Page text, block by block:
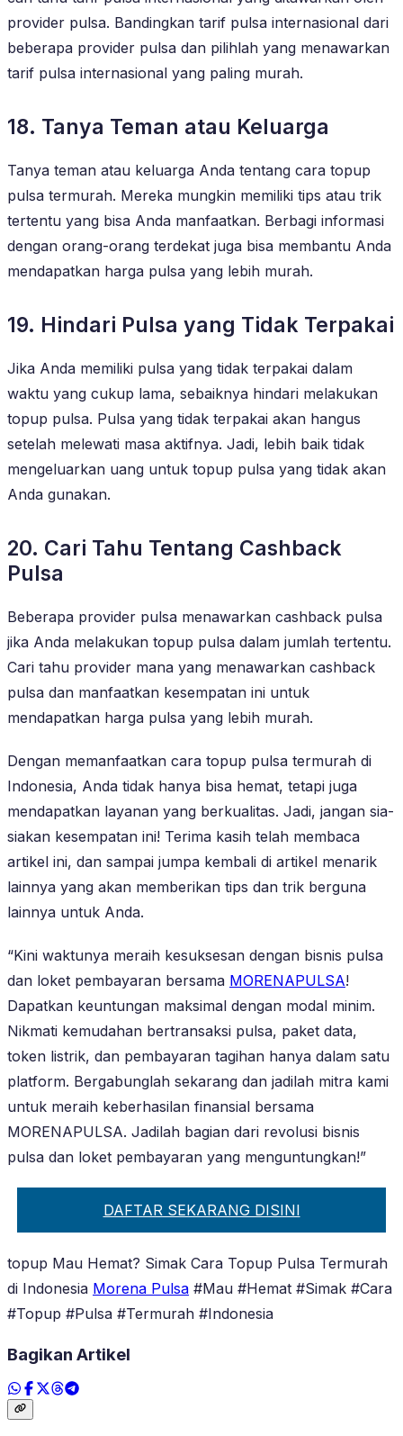
provider pulsa. Bandingkan tarif pulsa internasional dari
beberapa provider pulsa dan pilihlah yang menawarkan
tarif pulsa internasional yang paling murah.
18. Tanya Teman atau Keluarga
Tanya teman atau keluarga Anda tentang cara topup
pulsa termurah. Mereka mungkin memiliki tips atau trik
tertentu yang bisa Anda manfaatkan. Berbagi informasi
dengan orang-orang terdekat juga bisa membantu Anda
mendapatkan harga pulsa yang lebih murah.
19. Hindari Pulsa yang Tidak Terpakai
Jika Anda memiliki pulsa yang tidak terpakai dalam
waktu yang cukup lama, sebaiknya hindari melakukan
topup pulsa. Pulsa yang tidak terpakai akan hangus
setelah melewati masa aktifnya. Jadi, lebih baik tidak
mengeluarkan uang untuk topup pulsa yang tidak akan
Anda gunakan.
20. Cari Tahu Tentang Cashback
Pulsa
Beberapa provider pulsa menawarkan cashback pulsa
jika Anda melakukan topup pulsa dalam jumlah tertentu.
Cari tahu provider mana yang menawarkan cashback
pulsa dan manfaatkan kesempatan ini untuk
mendapatkan harga pulsa yang lebih murah.
Dengan memanfaatkan cara topup pulsa termurah di
Indonesia, Anda tidak hanya bisa hemat, tetapi juga
mendapatkan layanan yang berkualitas. Jadi, jangan sia-
siakan kesempatan ini! Terima kasih telah membaca
artikel ini, dan sampai jumpa kembali di artikel menarik
lainnya yang akan memberikan tips dan trik berguna
lainnya untuk Anda.
“Kini waktunya meraih kesuksesan dengan bisnis pulsa
dan loket pembayaran bersama MORENAPULSA!
Dapatkan keuntungan maksimal dengan modal minim.
Nikmati kemudahan bertransaksi pulsa, paket data,
token listrik, dan pembayaran tagihan hanya dalam satu
platform. Bergabunglah sekarang dan jadilah mitra kami
untuk meraih keberhasilan finansial bersama
MORENAPULSA. Jadilah bagian dari revolusi bisnis
pulsa dan loket pembayaran yang menguntungkan!”
DAFTAR SEKARANG DISINI
topup Mau Hemat? Simak Cara Topup Pulsa Termurah
di Indonesia Morena Pulsa #Mau #Hemat #Simak #Cara
#Topup #Pulsa #Termurah #Indonesia
Bagikan Artikel